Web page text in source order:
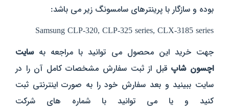
بوده و سازگار با پرینترهای سامسونگ زیر می باشد:
Samsung CLP-320, CLP-325 series, CLX-3185 series
جهت خرید این محصول می توانید با مراجعه بهسایت
اچسون شاپقبل از ثبت سفارش مشخصات کامل آن را در
سایت ببینید و بعد سفارش خود را به صورت اینترنتی ثبت
کنید و یا می توانید با شماره های شرکت